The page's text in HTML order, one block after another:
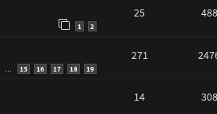
1 2
25
15 16 17 18 19
271
14